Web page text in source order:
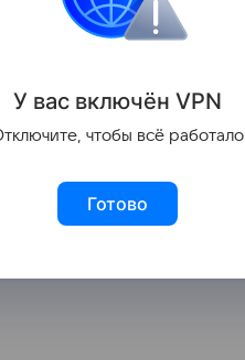
У вас включён VPN
чтобы всё работало
Готово